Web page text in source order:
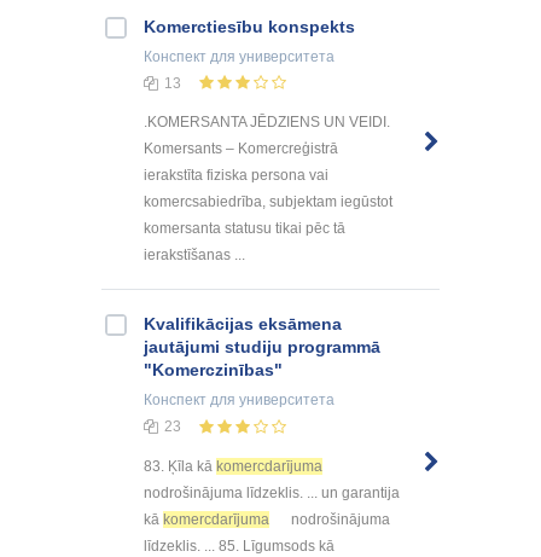
Komerctiesību konspekts
Конспект для университета
13
.KOMERSANTA JĒDZIENS UN VEIDI.
Komersants – Komercreģistrā
ierakstīta fiziska persona vai
komercsabiedrība, subjektam iegūstot
komersanta statusu tikai pēc tā
ierakstīšanas ...
Kvalifikācijas eksāmena
jautājumi studiju programmā
"Komerczinības"
Конспект для университета
23
83. Ķīla kā komercdarījuma
nodrošinājuma līdzeklis. ... un garantija
kā komercdarījuma
nodrošinājuma
līdzeklis. ... 85. Līgumsods kā